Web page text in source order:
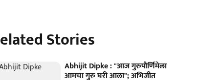
Stories
Abhijit Dipke : "आज गुरुपौर्णिमेला
आमचा गुरु घरी आला"; अभिजीत